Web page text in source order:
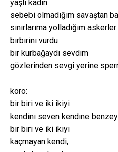
yaşlı kadın:
sebebi olmadığım savaştan
sınırlarıma yolladığım askerler
birbirini vurdu
bir kurbağaydı sevdim
gözlerinden sevgi yerine
koro:
bir biri ve iki ikiyi
kendini seven kendine
bir biri ve iki ikiyi
kaçmayan kendi,